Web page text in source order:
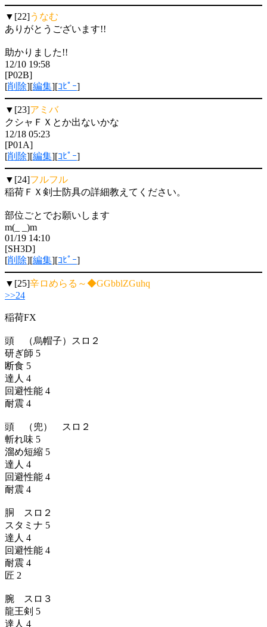
▼[22]うなむ
ありがとうございます!!
助かりました!!
12/10 19:58
[P02B]
[削除][編集][ｺﾋﾟｰ]
▼[23]アミバ
クシャＦＸとか出ないかな
12/18 05:23
[P01A]
[削除][編集][ｺﾋﾟｰ]
▼[24]フルフル
稲荷ＦＸ剣士防具の詳細教えてください。
部位ごとでお願いします
m(_ _)m
01/19 14:10
[SH3D]
[削除][編集][ｺﾋﾟｰ]
▼[25]辛ロめらる～◆GGbblZGuhq
>>24
稲荷FX
頭 （烏帽子）スロ２
研ぎ師 5
断食 5
達人 4
回避性能 4
耐震 4
頭 （兜） スロ２
斬れ味 5
溜め短縮 5
達人 4
回避性能 4
耐震 4
胴 スロ２
スタミナ 5
達人 4
回避性能 4
耐震 4
匠 2
腕 スロ３
龍王剣 5
達人 4